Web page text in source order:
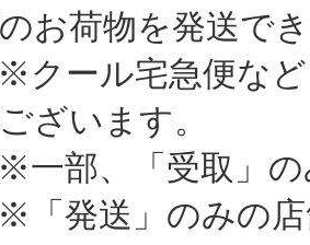
お荷物を発送で
ル宅急便など
ざいます。
、「受取」の
送」のみの店